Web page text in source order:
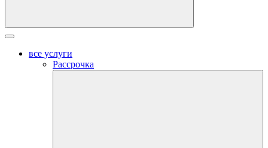
все услуги
Рассрочка